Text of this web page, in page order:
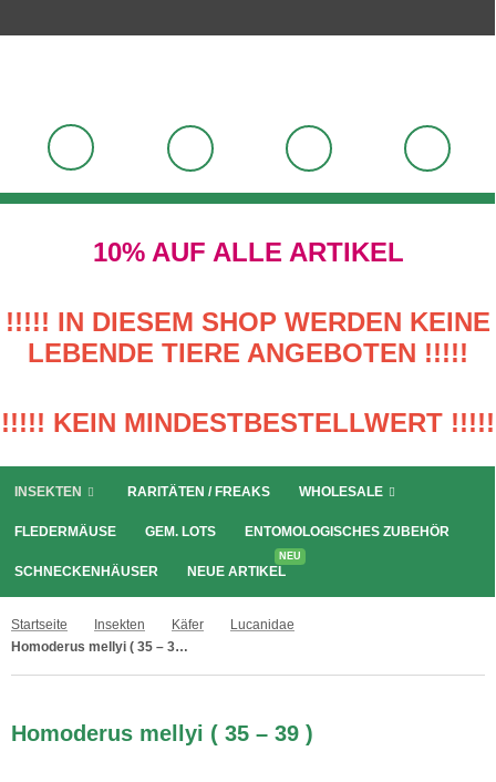
10% AUF ALLE ARTIKEL
!!!!! IN DIESEM SHOP WERDEN KEINE
LEBENDE TIERE ANGEBOTEN !!!!!
!!!!! KEIN MINDESTBESTELLWERT !!!!!
INSEKTEN RARITÄTEN / FREAKS WHOLESALE
FLEDERMÄUSE GEM. LOTS ENTOMOLOGISCHES ZUBEHÖR
SCHNECKENHÄUSER NEUE ARTIKEL
NEU
Startseite Insekten Käfer
Lucanidae
Homoderus mellyi ( 35 – 39 )
Homoderus mellyi ( 35 – 39 )